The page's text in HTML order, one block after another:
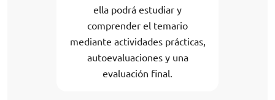
ella podrá estudiar y
comprender el temario
mediante actividades prácticas,
autoevaluaciones y una
evaluación final.